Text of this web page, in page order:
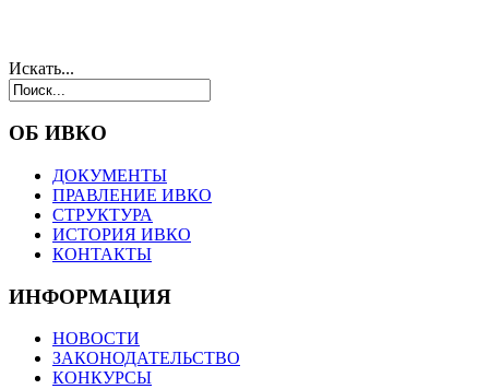
Искать...
ОБ ИВКО
ДОКУМЕНТЫ
ПРАВЛЕНИЕ ИВКО
СТРУКТУРА
ИСТОРИЯ ИВКО
КОНТАКТЫ
ИНФОРМАЦИЯ
НОВОСТИ
ЗАКОНОДАТЕЛЬСТВО
КОНКУРСЫ